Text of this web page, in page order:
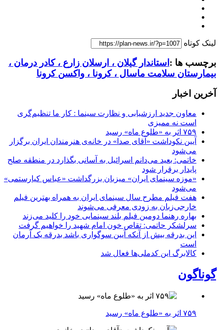
لینک کوتاه
برچسب ها : استاندار گیلان ، ارسلان زارع ، کادر درمان ،
بیمارستان سلامت ماسال ، کرونا ، واکسن کرونا
آخرین اخبار
معاون جدید ارزشیابی و نظارت سینما : کار ما تنظیم‌گری
است نه ممیزی
۷۵۹ اثر به «طلوع ماه» رسید
آیین نکوداشت «آقای صدا» در خانه‌ی هنرمندان ایران برگزار
می‌شود
خاتمی: بعید می‌دانم اسرائیل به آسانی بگذارد در منطقه صلح
پایدار برقرار شود
«موزه سینمای ایران» میزبان بزرگداشت «عباس کیارستمی»
می‌شود
هفت فیلم مطرح سال سینمای ایران به همراه بهترین فیلم
خارجی‌زبان به زودی معرفی می‌شوند
بهاره رهنما دومین فیلم بلند سینمایی خود را کلید می‌زند
سرلشکر حاتمی: تقاص خون امام شهید را خواهیم گرفت
این بدرقه بیش از آنکه آیین سوگواری باشد بدرقه یک آرمان
است
کالابرگ این کدملی‌ها فعال شد
گوناگون
۷۵۹ اثر به «طلوع ماه» رسید